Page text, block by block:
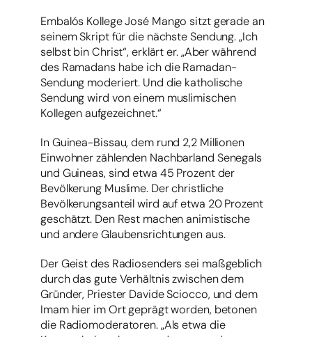
Embalós Kollege José Mango sitzt gerade an
seinem Skript für die nächste Sendung. „Ich
selbst bin Christ“, erklärt er. „Aber während
des Ramadans habe ich die Ramadan-
Sendung moderiert. Und die katholische
Sendung wird von einem muslimischen
Kollegen aufgezeichnet.“
In Guinea-Bissau, dem rund 2,2 Millionen
Einwohner zählenden Nachbarland Senegals
und Guineas, sind etwa 45 Prozent der
Bevölkerung Muslime. Der christliche
Bevölkerungsanteil wird auf etwa 20 Prozent
geschätzt. Den Rest machen animistische
und andere Glaubensrichtungen aus.
Der Geist des Radiosenders sei maßgeblich
durch das gute Verhältnis zwischen dem
Gründer, Priester Davide Sciocco, und dem
Imam hier im Ort geprägt worden, betonen
die Radiomoderatoren. „Als etwa die